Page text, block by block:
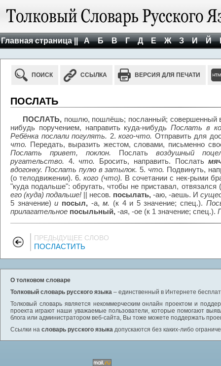
Главная страница || А Б В Г Д Е Ж З И Й
ПОИСК ССЫЛКА ВЕРСИЯ ДЛЯ ПЕЧАТИ
ПОСЛАТЬ
ПОСЛАТЬ, пошлю, пошлёшь; посланный; совершенный
нибудь поручением, направить куда-нибудьПослать в
Ребёнка послали погулять. 2. кого-что. Отправить для
что. Передать, выразить жестом, словами, письменно
Послать привет, поклон. Послать воздушный
ругательство. 4. что. Бросить, направить. Послать
вдогонку. Послать пулю в затылок. 5. что. Подвинуть,
(о телодвижении). 6.кого (что). В сочетании с нек-рыми
"куда подальше": обругать, чтобы не приставал, отвязался
его (куда) подальше! || несов. посылать, -аю, -аешь. И
5 значение)и посыл,-а,м. (к 4 и 5 значение; спец.).
прилагательное посыльный, -ая, -ое (к 1 значение; спец.).
ПРЕДЫДУЩЕЕ СЛОВО
ПОСЛАСТИТЬ
О толковом словаре
Толковый словарь русского языка – единственный в Интернете
Толковый словарь является некоммерческим онлайн проектом и
проекта играют наши уважаемые пользователи, которые помогают
блога или администратором веб-сайта, Вы тоже можете поддержать
Ссылки на словарь русского языка допускаются без каких-либо